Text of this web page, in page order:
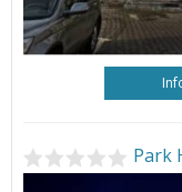
Park